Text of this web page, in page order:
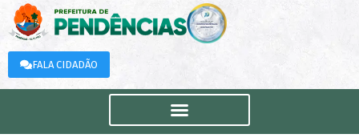
FALA CIDADÃO